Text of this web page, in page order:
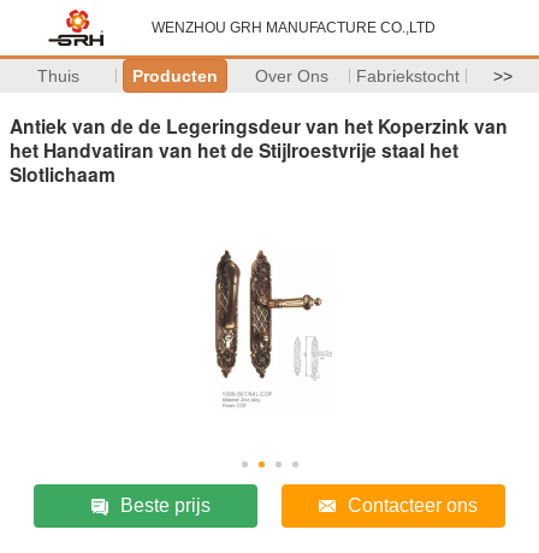
WENZHOU GRH MANUFACTURE CO.,LTD
Thuis Producten Over Ons Fabriekstocht >>
Antiek van de de Legeringsdeur van het Koperzink van
het Handvatiran van het de Stijlroestvrije staal het
Slotlichaam
Beste prijs Contacteer ons